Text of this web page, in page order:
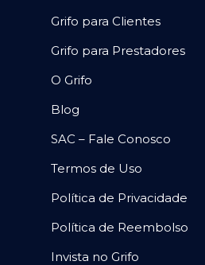
Grifo para Clientes
Grifo para Prestadores
O Grifo
Blog
SAC – Fale Conosco
Termos de Uso
Política de Privacidade
Política de Reembolso
Invista no Grifo